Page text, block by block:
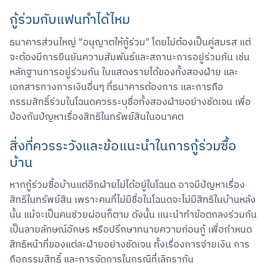
กู้ร่วมกับแฟนทำได้ไหม
ธนาคารส่วนใหญ่ "อนุญาตให้กู้ร่วม" โดยไม่ต้องเป็นคู่สมรส แต่
จะต้องมีการยืนยันความสัมพันธ์และสถานะการอยู่ร่วมกัน เช่น
หลักฐานการอยู่ร่วมกัน ใบแสดงรายได้ของทั้งสองฝ่าย และ
เอกสารทางการเงินอื่นๆ ที่ธนาคารต้องการ และการถือ
กรรมสิทธิ์ร่วมในโฉนดควรระบุชื่อทั้งสองฝ่ายอย่างชัดเจน เพื่อ
ป้องกันปัญหาเรื่องสิทธิในทรัพย์สินในอนาคต
สิ่งที่ควรระวังและข้อแนะนำในการกู้ร่วมซื้อ
บ้าน
หากกู้ร่วมซื้อบ้านแต่อีกฝ่ายไม่ได้อยู่ในโฉนด อาจมีปัญหาเรื่อง
สิทธิในทรัพย์สิน เพราะคนที่ไม่มีชื่อในโฉนดจะไม่มีสิทธิในบ้านหลัง
นั้น แม้จะเป็นคนช่วยผ่อนก็ตาม ดังนั้น แนะนำทำข้อตกลงร่วมกัน
เป็นลายลักษณ์อักษร หรือปรึกษาทนายความก่อนกู้ เพื่อกำหนด
สิทธิหน้าที่ของแต่ละฝ่ายอย่างชัดเจน ทั้งเรื่องการจ่ายเงิน การ
ถือกรรมสิทธิ์ และการจัดการในกรณีที่เลิกรากัน